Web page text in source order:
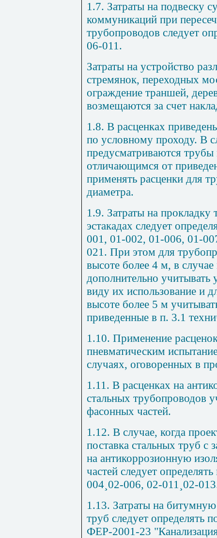
1.7. Затраты на подвеску
коммуникаций при
трубопроводов следует
06-011.
Затраты на устройство
стремянок, переходных
ограждение траншей,
возмещаются за счет
1.8. В расценках
по условному проходу. В
предусматриваются
отличающимся от
применять расценки для
диаметра.
1.9. Затраты на
эстакадах следует
001, 01-002, 01-006, 01-
021. При этом для
высоте более 4 м, в
дополнительно учитывать
виду их использование и
высоте более 5 м
приведенные в п. 3.1
1.10. Применение
пневматическим
случаях, оговоренных в
1.11. В расценках на
стальных трубопроводов
фасонных частей.
1.12. В случае, когда
поставка стальных труб с
на антикоррозионную
частей следует
004 02-006, 02-011 02-
1.13. Затраты на
труб следует определять
ФЕР-2001-23